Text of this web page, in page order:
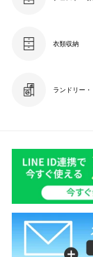
衣類収納
ランドリー